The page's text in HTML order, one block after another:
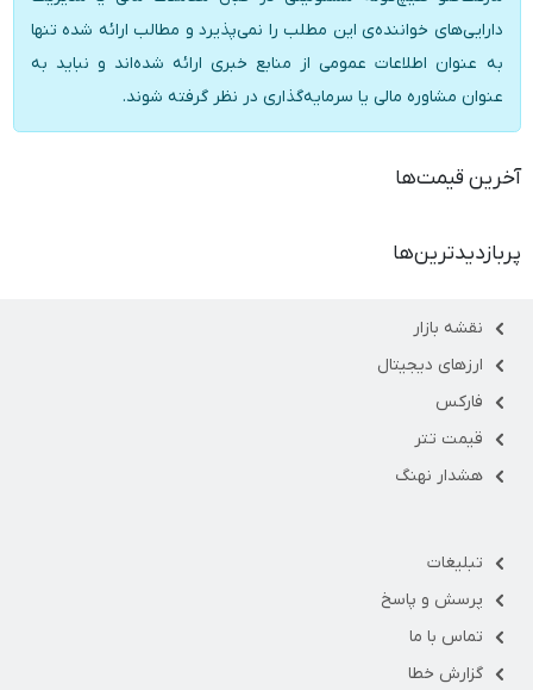
دارایی‌های خواننده‌ی این مطلب را نمی‌پذیرد و مطالب ارائه شده تنها
به عنوان اطلاعات عمومی از منابع خبری ارائه شده‌اند و نباید به
عنوان مشاوره مالی یا سرمایه‌گذاری در نظر گرفته شوند.
آخرین قیمت‌ها
پربازدیدترین‌ها
نقشه بازار
ارزهای دیجیتال
فارکس
قیمت تتر
هشدار نهنگ
تبلیغات
پرسش و پاسخ
تماس با ما
گزارش خطا